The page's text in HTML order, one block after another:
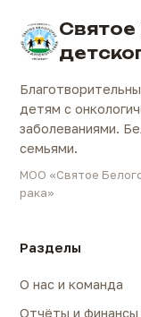
Святое
детям с
заболеваниями.
семьями.
МОО «Святое
рака»
Разделы
О нас и команда
Отчёты и финансы